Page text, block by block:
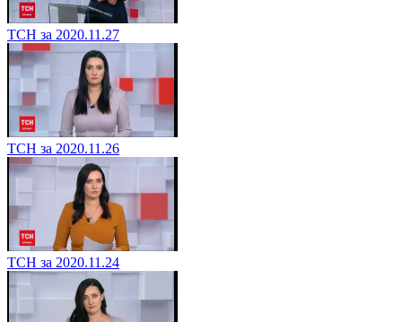
ТСН за 2020.11.27
ТСН за 2020.11.26
ТСН за 2020.11.24